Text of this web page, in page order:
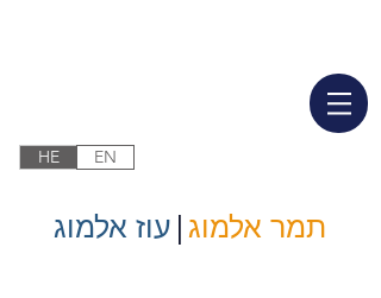
HE EN
תמר אלמוג| עוז אלמוג